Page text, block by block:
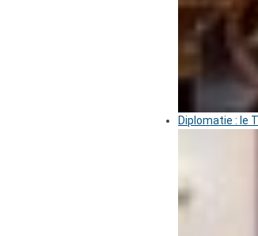
Diplomatie : le